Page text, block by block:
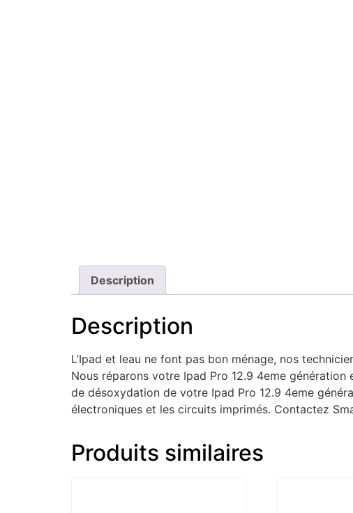
Description
Description
L’Ipad et leau ne font pas bon ménage, nos
Nous réparons votre Ipad Pro 12.9 4eme
de désoxydation de votre Ipad Pro 12.9 4eme
électroniques et les circuits imprimés. Contactez
Produits similaires